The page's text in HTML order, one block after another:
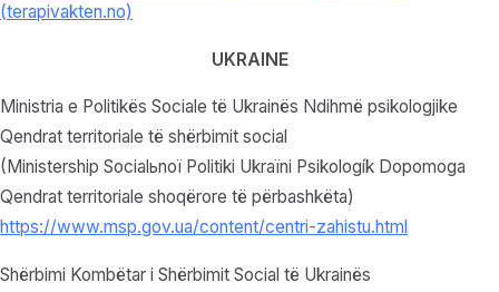
(terapivakten.no)
UKRAINE
Ministria e Politikës Sociale të Ukrainës Ndihmë psikologjike
Qendrat territoriale të shërbimit social
(Mіnіstership Socialьnoї Polіtikі Ukraїni Psikologík Dopomoga
Qendrat territoriale shoqërore të përbashkëta)
https://www.msp.gov.ua/content/centri-zahistu.html
Shërbimi Kombëtar i Shërbimit Social të Ukrainës